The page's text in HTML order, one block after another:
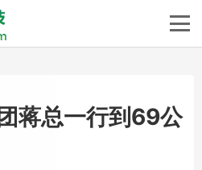
蒋总一行到69公